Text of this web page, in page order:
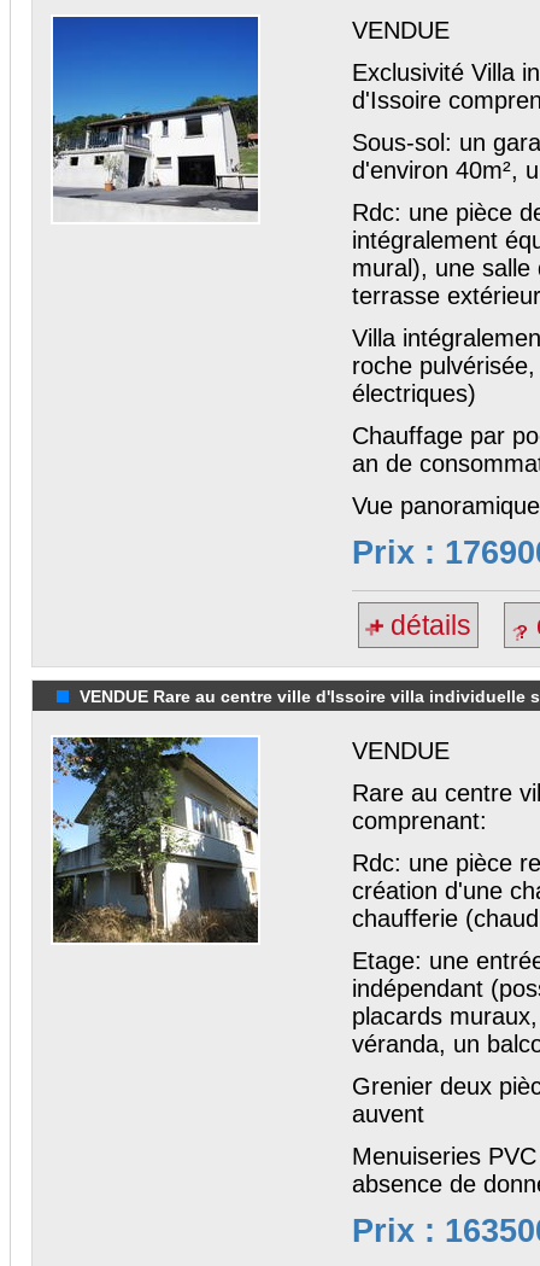
VENDUE
Exclusivité Villa
d'Issoire
Sous-sol: un
d'environ 40m²,
Rdc: une pièce
intégralement
mural), une salle
terrasse
Villa
roche
électriques)
Chauffage par
an de
Vue
Prix :
détails
VENDUE Rare au centre ville d'Issoire villa individuelle
VENDUE
Rare au centre
comprenant:
Rdc: une pièce
création d'une
chaufferie
Etage: une
indépendant
placards
véranda, un
Grenier deux
auvent
Menuiseries
absence de
Prix :